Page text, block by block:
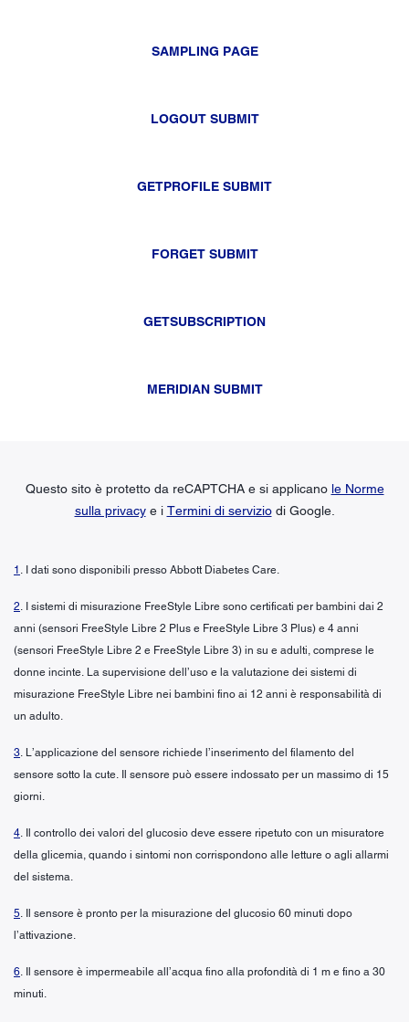
SAMPLING PAGE
LOGOUT SUBMIT
GETPROFILE SUBMIT
FORGET SUBMIT
GETSUBSCRIPTION
MERIDIAN SUBMIT
Questo sito è protetto da reCAPTCHA e si applicano le Norme
sulla privacye i Termini di serviziodi Google.
1 . I dati sono disponibili presso Abbott Diabetes Care.
2. I sistemi di misurazione FreeStyle Libre sono certificati per bambini dai 2
anni (sensori FreeStyle Libre 2 Plus e FreeStyle Libre 3 Plus) e 4 anni
(sensori FreeStyle Libre 2 e FreeStyle Libre 3) in su e adulti, comprese le
donne incinte. La supervisione dell’uso e la valutazione dei sistemi di
misurazione FreeStyle Libre nei bambini fino ai 12 anni è responsabilità di
un adulto.
3. L’applicazione del sensore richiede l’inserimento del filamento del
sensore sotto la cute. Il sensore può essere indossato per un massimo di 15
giorni.
4. Il controllo dei valori del glucosio deve essere ripetuto con un misuratore
della glicemia, quando i sintomi non corrispondono alle letture o agli allarmi
del sistema.
5. Il sensore è pronto per la misurazione del glucosio 60 minuti dopo
l’attivazione.
6. Il sensore è impermeabile all’acqua fino alla profondità di 1 m e fino a 30
minuti.